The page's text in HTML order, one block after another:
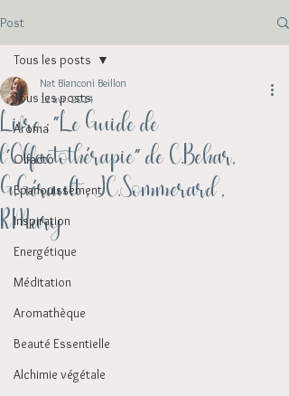
Post
Tous les posts
Aroma
Olfacto
Epanouissement
Inspiration
Energétique
Méditation
Aromathèque
Beauté Essentielle
Alchimie végétale
Tous les posts
Livre : "Le Guide de
l'Olfactothérapie" de C.Behar,
G.Gérault , JC.Sommerard ,
RMary
Nat Bianconi Beillon
12 avr. 2014